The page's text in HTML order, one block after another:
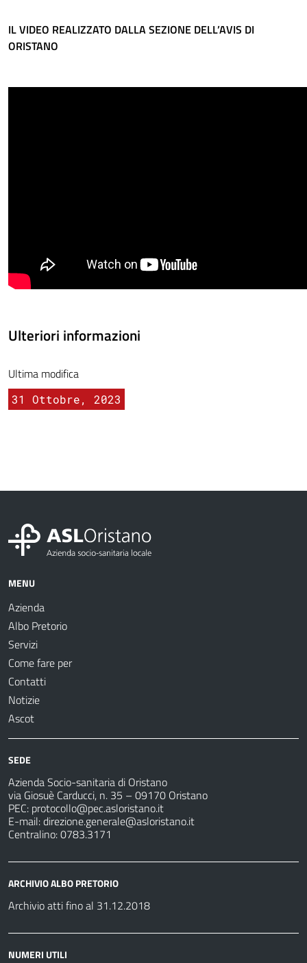
IL VIDEO REALIZZATO DALLA SEZIONE DELL’AVIS DI
ORISTANO
Ulteriori informazioni
Ultima modifica
31 Ottobre, 2023
MENU
Azienda
Albo Pretorio
Servizi
Come fare per
Contatti
Notizie
Ascot
SEDE
Azienda Socio-sanitaria di Oristano
via Giosuè Carducci, n. 35 – 09170 Oristano
PEC: protocollo@pec.asloristano.it
E-mail:direzione.generale@asloristano.it
Centralino: 0783.3171
ARCHIVIO ALBO PRETORIO
Archivio atti fino al 31.12.2018
NUMERI UTILI